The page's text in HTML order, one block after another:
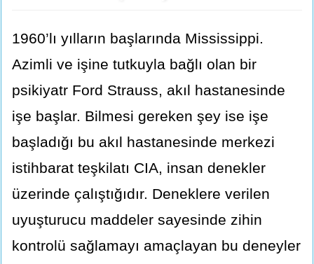
1960’lı yılların başlarında Mississippi.
Azimli ve işine tutkuyla bağlı olan bir
psikiyatr Ford Strauss, akıl hastanesinde
işe başlar. Bilmesi gereken şey ise işe
başladığı bu akıl hastanesinde merkezi
istihbarat teşkilatı CIA, insan denekler
üzerinde çalıştığıdır. Deneklere verilen
uyuşturucu maddeler sayesinde zihin
kontrolü sağlamayı amaçlayan bu deneyler